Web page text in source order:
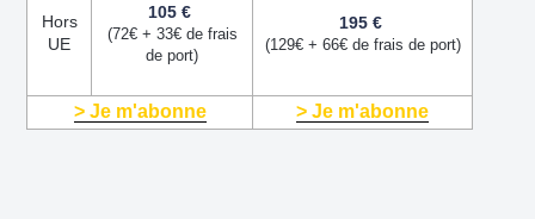
Hors
UE
105 €
(72€ + 33€ de frais
de port)
195 €
(129€ + 66€ de frais de port)
> Je m'abonne > Je m'abonne